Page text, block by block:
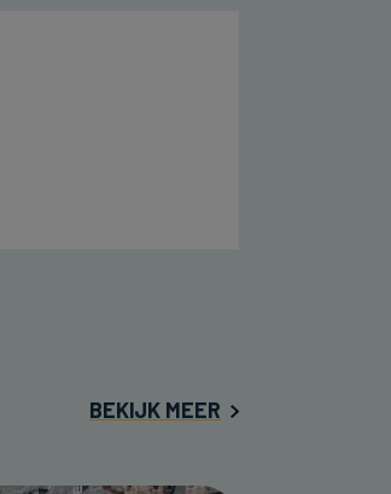
BEKIJK MEER